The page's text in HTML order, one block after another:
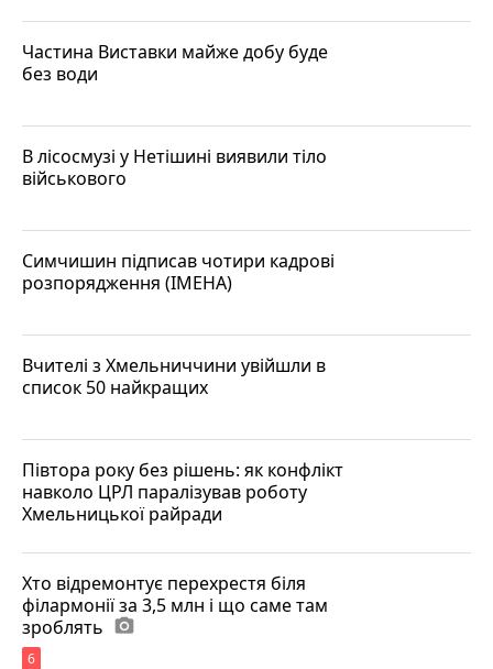
Частина Виставки майже добу буде
без води
В лісосмузі у Нетішині виявили тіло
військового
Симчишин підписав чотири кадрові
розпорядження (ІМЕНА)
Вчителі з Хмельниччини увійшли в
список 50 найкращих
Півтора року без рішень: як конфлікт
навколо ЦРЛ паралізував роботу
Хмельницької райради
Хто відремонтує перехрестя біля
філармонії за 3,5 млн і що саме там
зроблять photo_camera
6